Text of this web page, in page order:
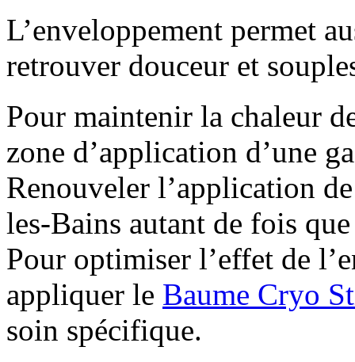
L’enveloppement permet
retrouver douceur et
Pour maintenir la chaleur
zone d’application d’une
Renouveler l’application
les-Bains autant de fois que
Pour optimiser l’effet de
appliquer le Baume Cryo
soin spécifique.